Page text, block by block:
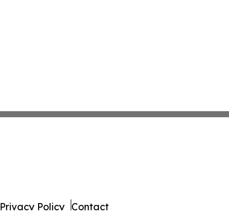
Privacy Policy Contact